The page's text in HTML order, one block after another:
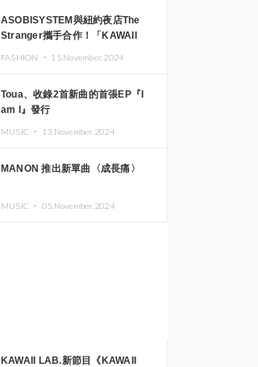
ASOBISYSTEM與紐約夜店The
Stranger攜手合作！「KAWAII
FASHION ・ 15.November.2024
Toua、收錄2首新曲的首張EP『I
am I』發行
MUSIC ・ 13.November.2024
MANON 推出新單曲〈成長痛〉
MUSIC ・ 05.November.2024
KAWAII LAB.新節目《KAWAII